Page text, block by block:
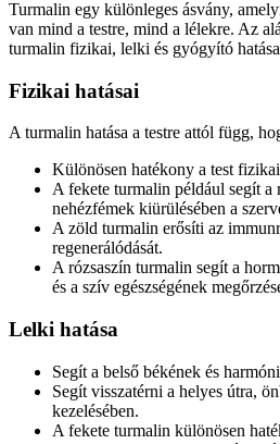
Turmalin egy különleges ásvány,
van mind a testre, mind a lélekre. Az
turmalin fizikai, lelki és gyógyító
Fizikai hatásai
A turmalin hatása a testre attól függ,
Különösen hatékony a test
A fekete turmalin például segít a
nehézfémek kiürülésében a
A zöld turmalin erősíti az
regenerálódását.
A rózsaszín turmalin segít a
és a szív egészségének
Lelki hatása
Segít a belső békének és
Segít visszatérni a helyes útra,
kezelésében.
A fekete turmalin különösen